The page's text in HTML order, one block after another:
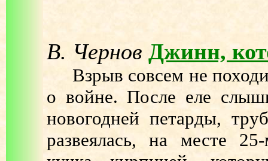
В. Чернов Джинн,
Взрыв совсем не
о войне. После еле
новогодней петарды,
развеялась, на месте